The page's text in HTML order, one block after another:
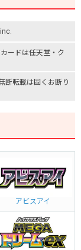
ードは任天堂・ ク
断転載は固くお断り
アビスアイ